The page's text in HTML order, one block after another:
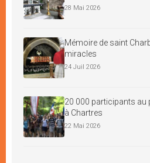
28 Mai 2026
Mémoire de saint
miracles
24 Juil 2026
20 000 participants au
à Chartres
22 Mai 2026